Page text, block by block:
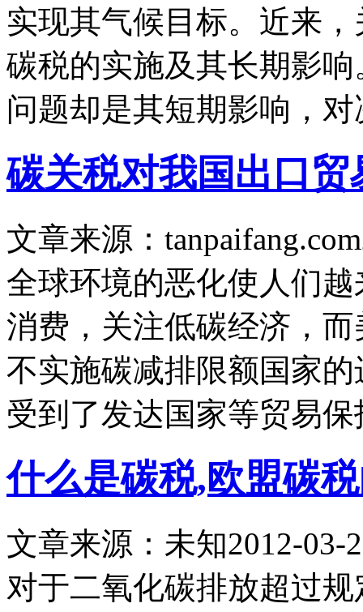
实现其气候目标。近来
碳税的实施及其长期影
问题却是其短期影响，对
碳关税对我国出口
文章来源：tanpaifang.com
全球环境的恶化使人们
消费，关注低碳经济，
不实施碳减排限额国家
受到了发达国家等贸易保
什么是碳税,欧盟碳
文章来源：未知2012-03-
对于二氧化碳排放超过